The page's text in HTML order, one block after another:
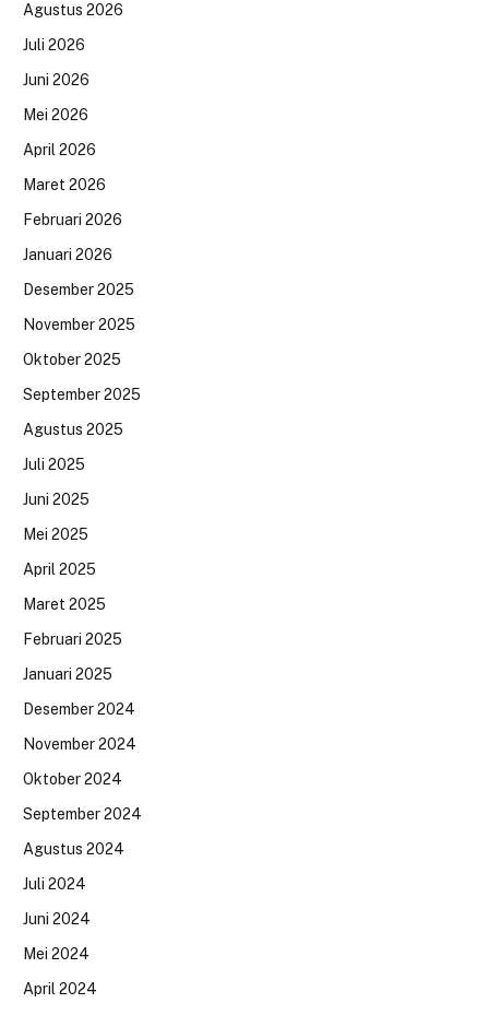
Agustus 2026
Juli 2026
Juni 2026
Mei 2026
April 2026
Maret 2026
Februari 2026
Januari 2026
Desember 2025
November 2025
Oktober 2025
September 2025
Agustus 2025
Juli 2025
Juni 2025
Mei 2025
April 2025
Maret 2025
Februari 2025
Januari 2025
Desember 2024
November 2024
Oktober 2024
September 2024
Agustus 2024
Juli 2024
Juni 2024
Mei 2024
April 2024